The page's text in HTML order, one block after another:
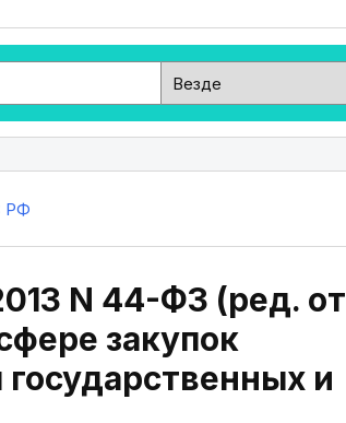
РФ
N 44-ФЗ (ред. от
закупок
государственных и